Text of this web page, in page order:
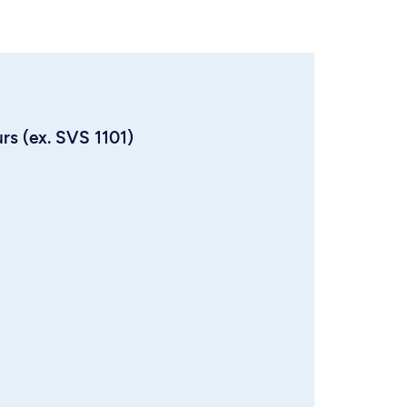
(ex. SVS 1101)